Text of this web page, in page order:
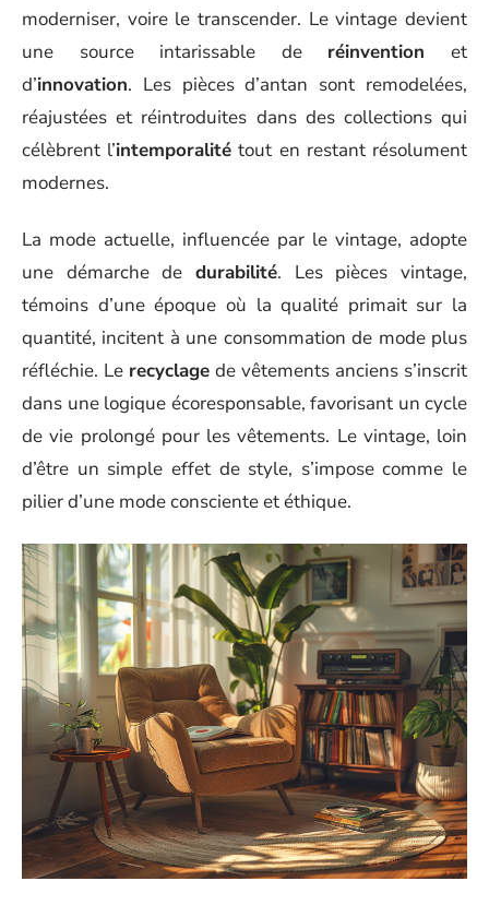
moderniser, voire le transcender. Le vintage devient
une source intarissable de réinvention et
d’innovation. Les pièces d’antan sont remodelées,
réajustées et réintroduites dans des collections qui
célèbrent l’intemporalité tout en restant résolument
modernes.
La mode actuelle, influencée par le vintage, adopte
une démarche de durabilité. Les pièces vintage,
témoins d’une époque où la qualité primait sur la
quantité, incitent à une consommation de mode plus
réfléchie. Le recyclage de vêtements anciens s’inscrit
dans une logique écoresponsable, favorisant un cycle
de vie prolongé pour les vêtements. Le vintage, loin
d’être un simple effet de style, s’impose comme le
pilier d’une mode consciente et éthique.